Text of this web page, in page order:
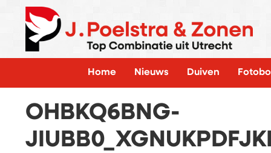
Home Nieuws Duiven
OHBKQ6BNG-